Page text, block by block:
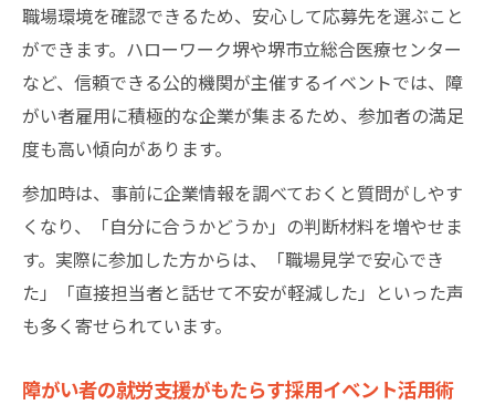
職場環境を確認できるため、安心して応募先を選ぶこと
ができます。ハローワーク堺や堺市立総合医療センター
など、信頼できる公的機関が主催するイベントでは、障
がい者雇用に積極的な企業が集まるため、参加者の満足
度も高い傾向があります。
参加時は、事前に企業情報を調べておくと質問がしやす
くなり、「自分に合うかどうか」の判断材料を増やせま
す。実際に参加した方からは、「職場見学で安心でき
た」「直接担当者と話せて不安が軽減した」といった声
も多く寄せられています。
障がい者の就労支援がもたらす採用イベント活用術